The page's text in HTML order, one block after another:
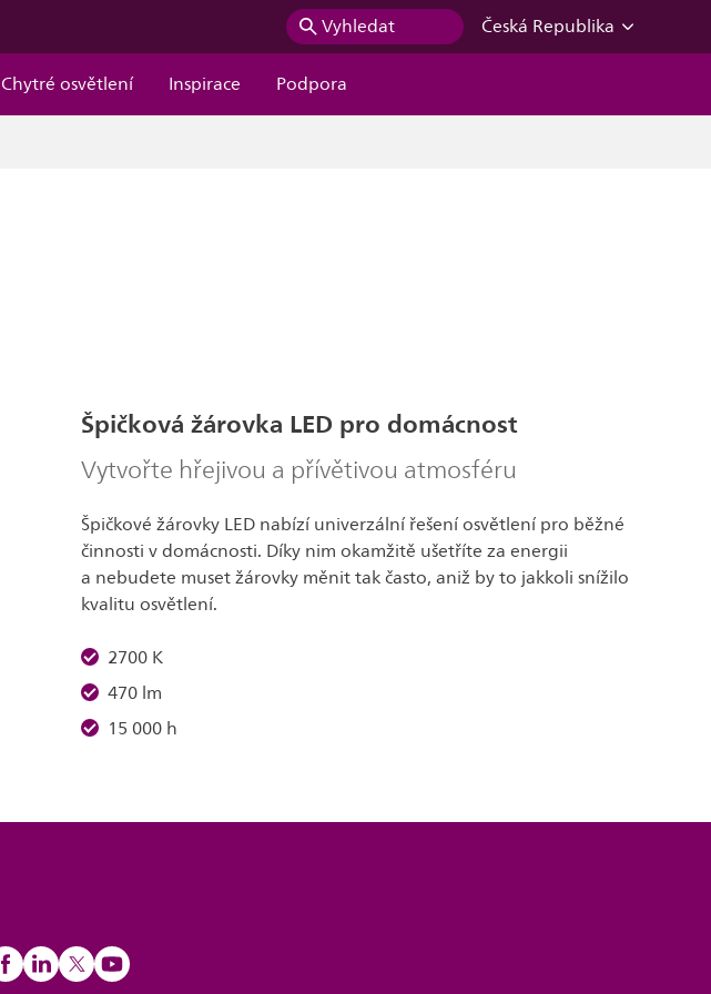
Vyhledat
Česká Republika
Chytré osvětlení Inspirace Podpora
Špičková žárovka LED pro domácnost
Vytvořte hřejivou a přívětivou atmosféru
Špičkové žárovky LED nabízí univerzální řešení osvětlení pro běžné
činnosti v domácnosti. Díky nim okamžitě ušetříte za energii
a nebudete muset žárovky měnit tak často, aniž by to jakkoli snížilo
kvalitu osvětlení.
2700 K
470 lm
15 000 h